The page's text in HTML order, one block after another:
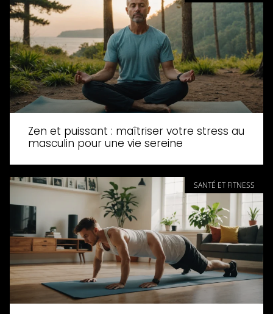
Zen et puissant : maîtriser votre stress au
masculin pour une vie sereine
SANTÉ ET FITNESS